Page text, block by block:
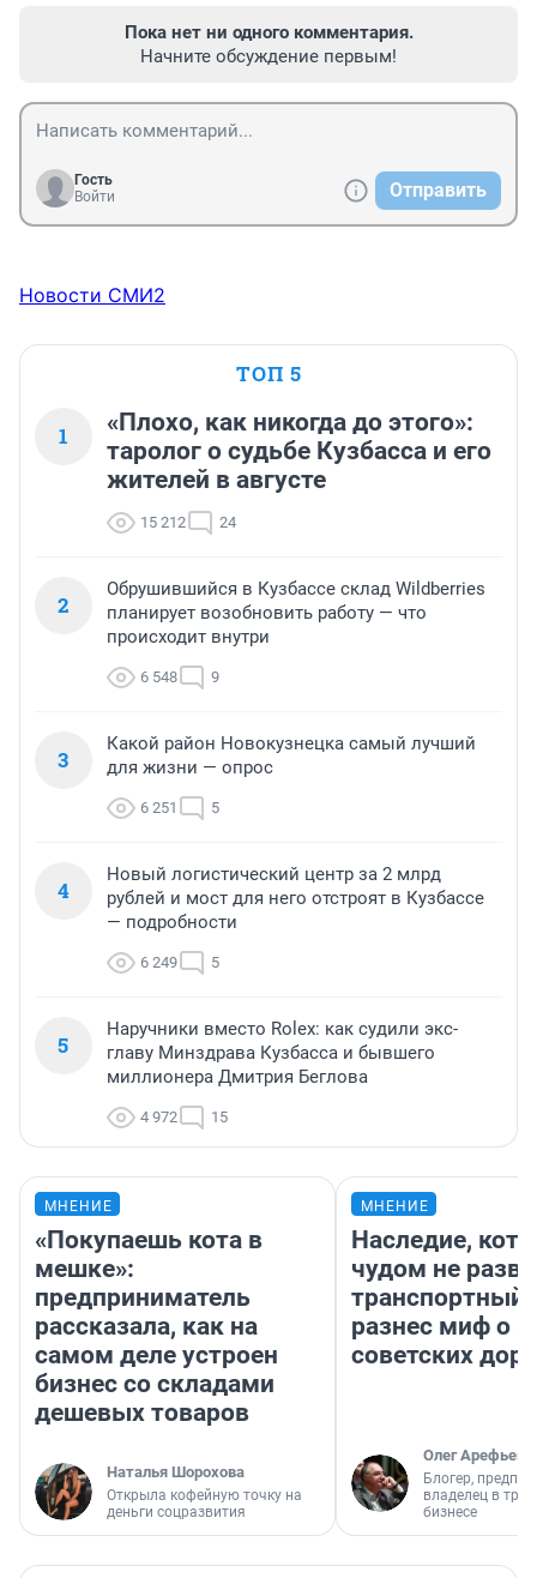
Пока нет ни одного комментария.
Начните обсуждение первым!
Гость
Войти
Отправить
Новости СМИ2
ТОП 5
1
«Плохо, как никогда до этого»:
таролог о судьбе Кузбасса и его
жителей в августе
15 212 24
2
Обрушившийся в Кузбассе склад Wildberries
планирует возобновить работу — что
происходит внутри
6 548 9
3
Какой район Новокузнецка самый лучший
для жизни — опрос
6 251 5
4
Новый логистический центр за 2 млрд
рублей и мост для него отстроят в Кузбассе
— подробности
6 249 5
5
Наручники вместо Rolex: как судили экс-
главу Минздрава Кузбасса и бывшего
миллионера Дмитрия Беглова
4 972 15
МНЕНИЕ
«Покупаешь кота в
мешке»:
предприниматель
рассказала, как на
самом деле устроен
бизнес со складами
дешевых товаров
Наталья Шорохова
Открыла кофейную точку на
деньги соцразвития
МНЕНИЕ
Наследие,
чудом не
транспортный
разнес миф о
советских
Олег Арефьев
Блогер,
владелец в
бизнесе